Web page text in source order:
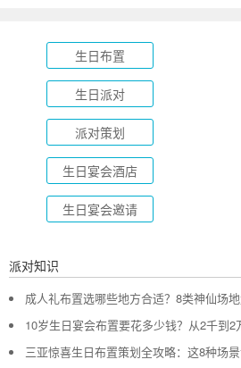
生日布置
生日派对
派对策划
生日宴会酒店
生日宴会邀请
派对知识
成人礼布置选哪些地方合适？8类神仙场地盘
10岁生日宴会布置要花多少钱？从2千到
三亚惊喜生日布置策划全攻略：这8种场景让